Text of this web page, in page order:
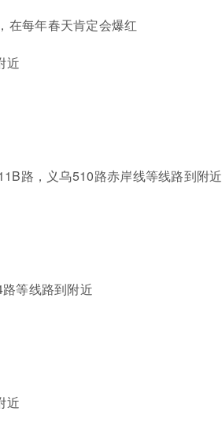
在每年春天肯定会爆红
近
路，义乌510路赤岸线等线路到附近
等线路到附近
近